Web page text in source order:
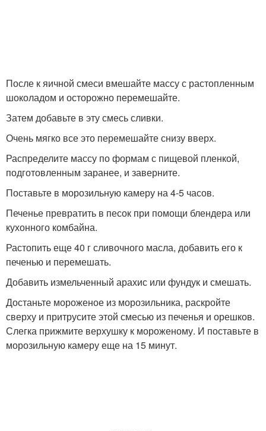
После к яичной смеси вмешайте массу с растопленным
шоколадом и осторожно перемешайте.
Затем добавьте в эту смесь сливки.
Очень мягко все это перемешайте снизу вверх.
Распределите массу по формам с пищевой пленкой,
подготовленным заранее, и заверните.
Поставьте в морозильную камеру на 4-5 часов.
Печенье превратить в песок при помощи блендера или
кухонного комбайна.
Растопить еще 40 г сливочного масла, добавить его к
печенью и перемешать.
Добавить измельченный арахис или фундук и смешать.
Достаньте мороженое из морозильника, раскройте
сверху и притрусите этой смесью из печенья и орешков.
Слегка прижмите верхушку к мороженому. И поставьте в
морозильную камеру еще на 15 минут.